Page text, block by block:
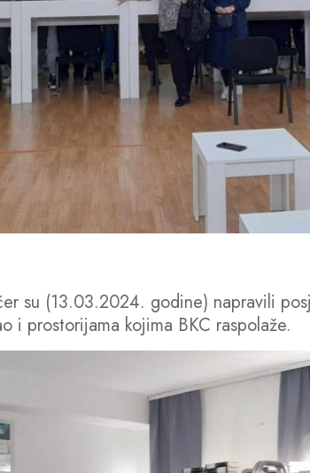
su (13.03.2024. godine) napravili
i prostorijama kojima BKC raspolaže.